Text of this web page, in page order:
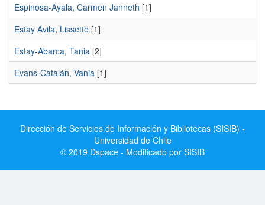
Espinosa-Ayala, Carmen Janneth [1]
Estay Avila, Lissette [1]
Estay-Abarca, Tania [2]
Evans-Catalán, Vania [1]
Dirección de Servicios de Información y Bibliotecas (SISIB) -
Universidad de Chile
© 2019 Dspace - Modificado por SISIB